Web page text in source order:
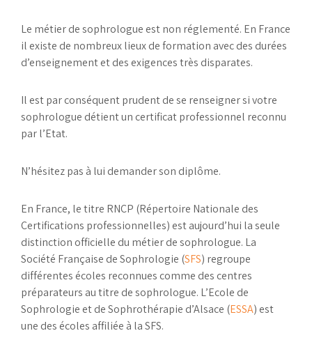
Le métier de sophrologue est non réglementé. En France
il existe de nombreux lieux de formation avec des durées
d’enseignement et des exigences très disparates.
Il est par conséquent prudent de se renseigner si votre
sophrologue détient un certificat professionnel reconnu
par l’Etat.
N’hésitez pas à lui demander son diplôme.
En France, le titre RNCP (Répertoire Nationale des
Certifications professionnelles) est aujourd’hui la seule
distinction officielle du métier de sophrologue. La
Société Française de Sophrologie (SFS) regroupe
différentes écoles reconnues comme des centres
préparateurs au titre de sophrologue. L’Ecole de
Sophrologie et de Sophrothérapie d’Alsace (ESSA) est
une des écoles affiliée à la SFS.